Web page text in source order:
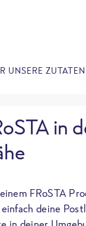
UNSERE ZUTATEN
in
FRoSTA
deine